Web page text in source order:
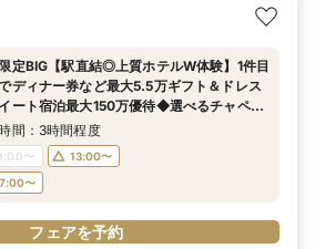
も大歓迎！特選牛食べ比べ×豪華ホテルW
なし体験
〜
13:00〜
〜
フェアを予約
ス抜群・全天候型ホテル｜上質なおもてな
華試食特典で贅沢体験
〜
13:00〜
〜
フェアを予約
なし◎【ご親族様中心の少人数W】特選牛
べ＆オマール海老試食付きフェア
〜
13:00〜
〜
フェアを予約
定BIG【駅直結◎上質ホテルW体験】1件目
ディナー券など最大5.5万ギフト＆ドレス
ート宿泊最大150万優待◆選べるチャペル
体験×特選牛食べ比べなど豪華4万試食付
ア
間：3時間程度
〜
13:00〜
〜
フェアを予約